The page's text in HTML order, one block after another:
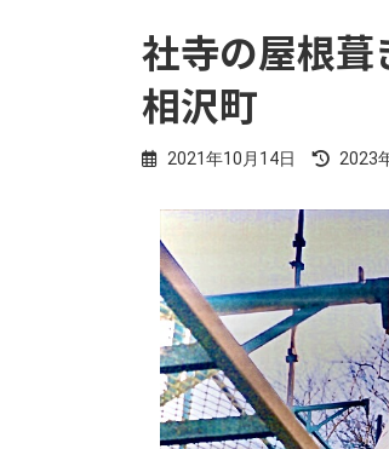
社寺の屋根
相沢町
2021年10月14日
最
終
新
:
2023